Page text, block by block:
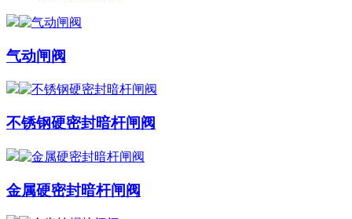
气动闸阀
不锈钢硬密封暗杆闸阀
金属硬密封暗杆闸阀